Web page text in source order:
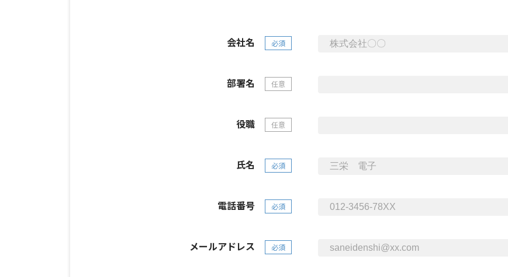
会社名 必須
部署名 任意
役職 任意
氏名 必須
電話番号 必須
メールアドレス 必須